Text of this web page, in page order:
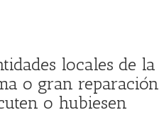
locales de la
o gran reparación
o hubiesen